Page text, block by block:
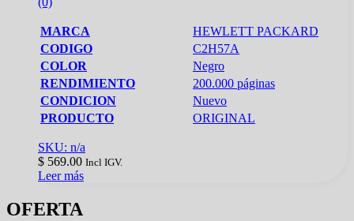
MARCA
HEWLETT PACKARD
CODIGO
C2H57A
COLOR
Negro
RENDIMIENTO
200.000 páginas
CONDICION
Nuevo
PRODUCTO
ORIGINAL
SKU: n/a
$ 569.00 Incl IGV.
Leer más
OFERTA